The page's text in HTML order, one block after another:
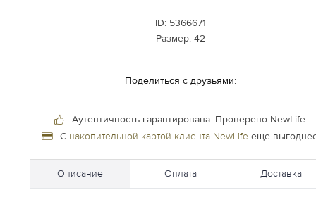
ID: 5366671
Размер: 42
Поделиться с друзьями:
Аутентичность гарантирована. Проверено NewLife.
С накопительной картой клиента NewLifeеще
Описание Оплата Доставка